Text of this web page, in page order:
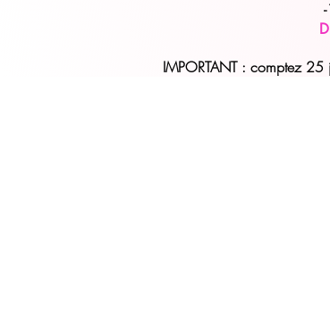
IMPORTANT : comptez